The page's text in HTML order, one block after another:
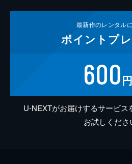
最新作のレンタル
ポイント プ
600
U-NEXTがお届けするサービス
お試しくださ